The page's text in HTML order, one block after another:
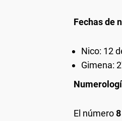
Fechas de
Nico: 12
Gimena:
El número8